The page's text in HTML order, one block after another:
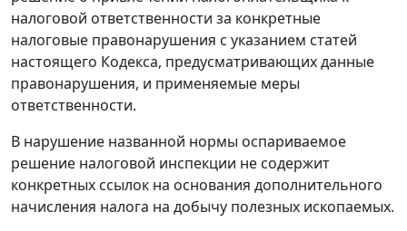
налоговой ответственности за конкретные
налоговые правонарушения с указанием статей
настоящего Кодекса, предусматривающих данные
правонарушения, и применяемые меры
ответственности.
В нарушение названной нормы оспариваемое
решение налоговой инспекции не содержит
конкретных ссылок на основания дополнительного
начисления налога на добычу полезных ископаемых.